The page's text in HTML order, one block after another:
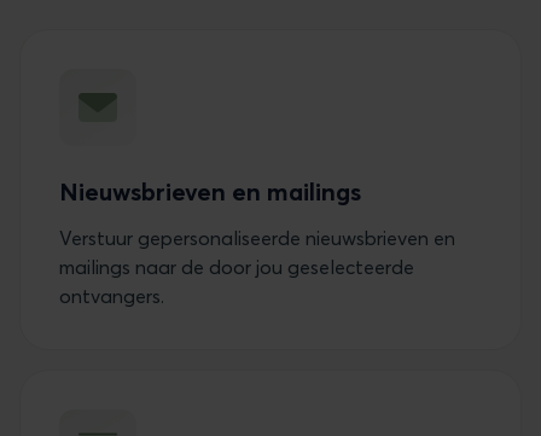
Nieuwsbrieven en mailings
Verstuur gepersonaliseerde nieuwsbrieven en
mailings naar de door jou geselecteerde
ontvangers.